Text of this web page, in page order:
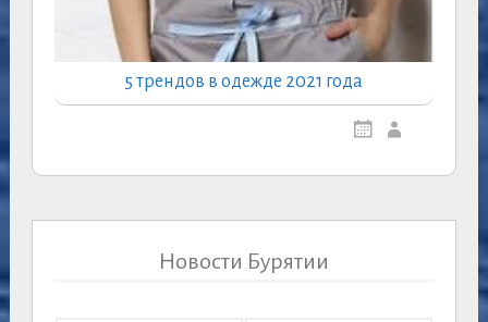
5 трендов в одежде 2021 года
Новости Бурятии